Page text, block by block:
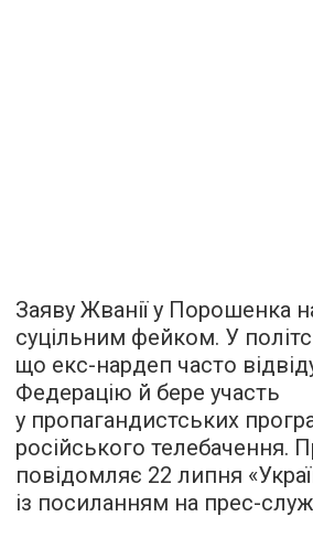
Заяву Жванії у Порошенка
суцільним фейком. У
що екс-нардеп часто
Федерацію й бере участь
у пропагандистських
російського телебачення.
повідомляє 22 липня
із посиланням на прес-